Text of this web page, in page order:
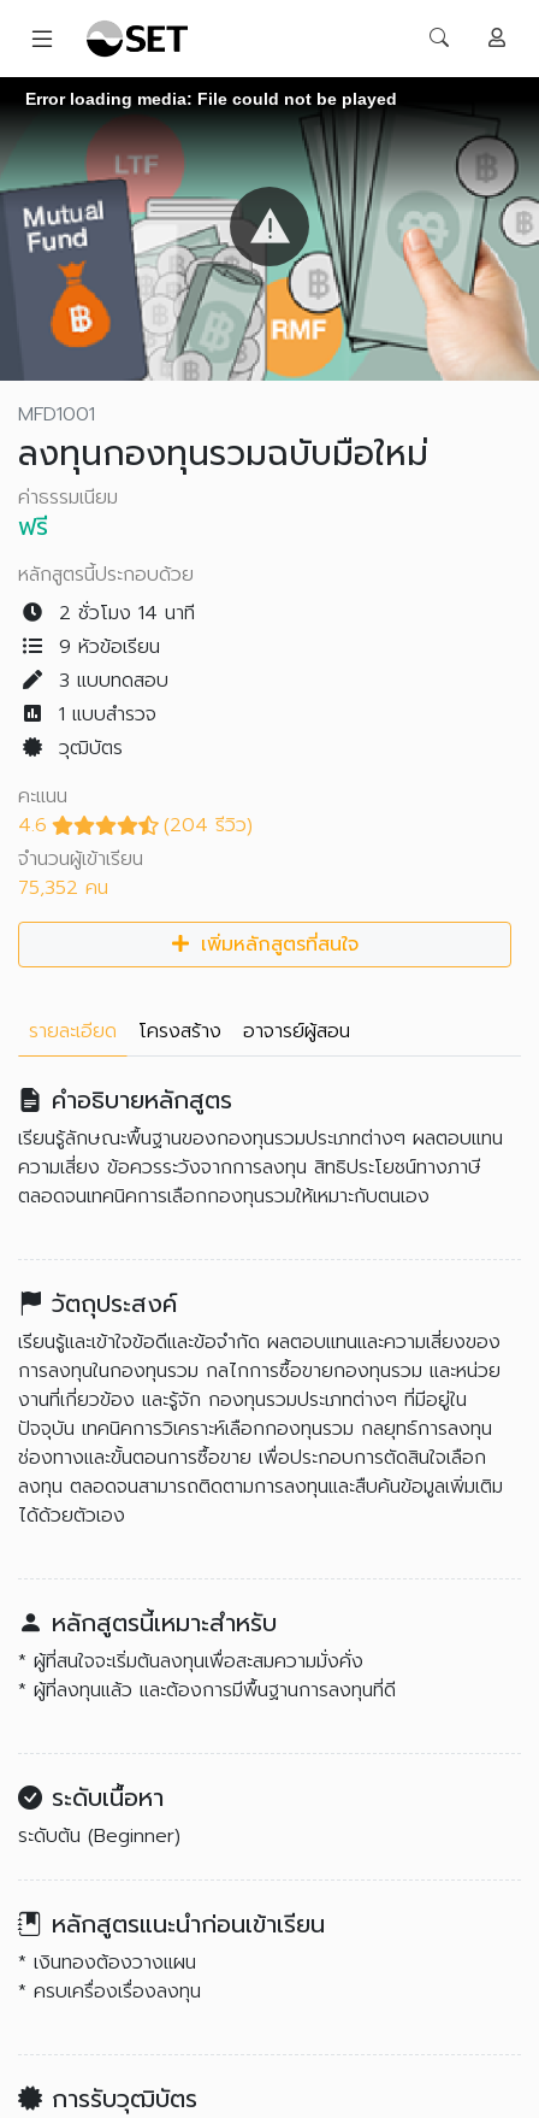
Error loading media: File could not be played
MFD1001
ลงทุนกองทุนรวมฉบับมือใหม่
ค่าธรรมเนียม
ฟรี
หลักสูตรนี้ประกอบด้วย
2 ชั่วโมง 14 นาที
9 หัวข้อเรียน
3 แบบทดสอบ
1 แบบสำรวจ
วุฒิบัตร
คะแนน
4.6
(204 รีวิว)
จำนวนผู้เข้าเรียน
75,352 คน
เพิ่มหลักสูตรที่สนใจ
รายละเอียด โครงสร้าง อาจารย์ผู้สอน
คำอธิบายหลักสูตร
เรียนรู้ลักษณะพื้นฐานของกองทุนรวมประเภทต่างๆ ผลตอบแทน
ความเสี่ยง ข้อควรระวังจากการลงทุน สิทธิประโยชน์ทางภาษี
ตลอดจนเทคนิคการเลือกกองทุนรวมให้เหมาะกับตนเอง
วัตถุประสงค์
เรียนรู้และเข้าใจข้อดีและข้อจำกัด ผลตอบแทนและความเสี่ยงของ
การลงทุนในกองทุนรวม กลไกการซื้อขายกองทุนรวม และหน่วย
งานที่เกี่ยวข้อง และรู้จัก กองทุนรวมประเภทต่างๆ ที่มีอยู่ใน
ปัจจุบัน เทคนิคการวิเคราะห์เลือกกองทุนรวม กลยุทธ์การลงทุน
ช่องทางและขั้นตอนการซื้อขาย เพื่อประกอบการตัดสินใจเลือก
ลงทุน ตลอดจนสามารถติดตามการลงทุนและสืบค้นข้อมูลเพิ่มเติม
ได้ด้วยตัวเอง
หลักสูตรนี้เหมาะสำหรับ
* ผู้ที่สนใจจะเริ่มต้นลงทุนเพื่อสะสมความมั่งคั่ง
* ผู้ที่ลงทุนแล้ว และต้องการมีพื้นฐานการลงทุนที่ดี
ระดับเนื้อหา
ระดับต้น (Beginner)
หลักสูตรแนะนำก่อนเข้าเรียน
* เงินทองต้องวางแผน
* ครบเครื่องเรื่องลงทุน
การรับวุฒิบัตร